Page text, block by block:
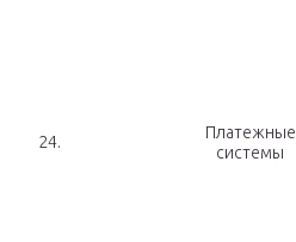
24.
Платежные
системы